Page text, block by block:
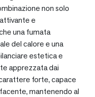
non solo
e
una fumata
del calore e una
estetica e
apprezzata dai
forte, capace
mantenendo al